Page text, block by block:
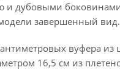
и дубовыми
завершенный вид.
вуфера
16,5 см из